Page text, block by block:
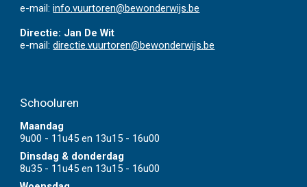
e-mail:info.vuurtoren@bewonderwijs.be
Directie: Jan De Wit
e-mail:directie.vuurtoren@bewonderwijs.be
Schooluren
Maandag
9u00 - 11u45 en 13u15 - 16u00
Dinsdag & donderdag
8u35 - 11u45 en 13u15 - 16u00